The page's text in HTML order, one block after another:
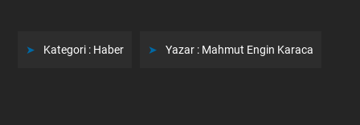
Kategori : Haber Yazar : Mahmut Engin Karaca